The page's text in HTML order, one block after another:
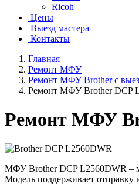
Ricoh
Цены
Выезд мастера
Контакты
Главная
Ремонт МФУ
Ремонт МФУ Brother с
Ремонт МФУ Brother DCP
Ремонт МФУ
МФУ Brother DCP L2560DWR –
Модель поддерживает отправку